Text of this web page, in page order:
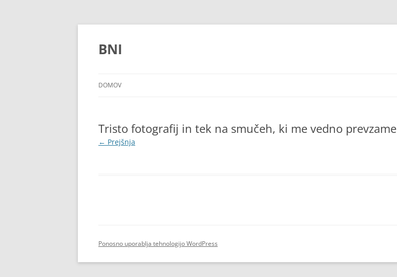
Preskoči
BNI
DOMOV
Tristo fotografij in tek na smučeh, ki me vedno prevzame
← Prejšnja
Ponosno uporablja tehnologijo WordPress